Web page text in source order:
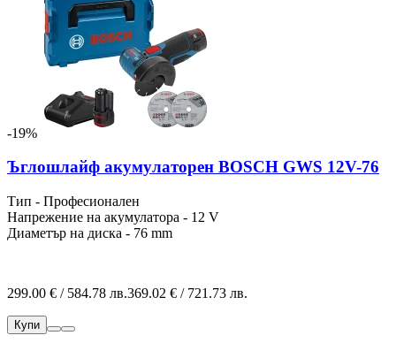
-19%
Ъглошлайф акумулаторен BOSCH GWS 12V-76
Тип - Професионален
Напрежение на акумулатора - 12 V
Диаметър на диска - 76 mm
299.00 € / 584.78 лв.369.02 € / 721.73 лв.
Купи